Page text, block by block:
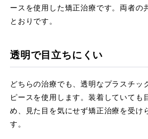
ースを使用した矯正治療です。両者の
とおりです。
透明で目立ちにくい
どちらの治療でも、透明なプラスチッ
ピースを使用します。装着していても
め、見た目を気にせず矯正治療を受け
す。